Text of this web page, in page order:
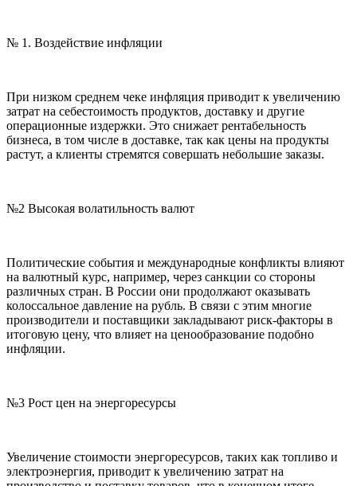
№ 1. Воздействие инфляции
При низком среднем чеке инфляция приводит к увеличению
затрат на себестоимость продуктов, доставку и другие
операционные издержки. Это снижает рентабельность
бизнеса, в том числе в доставке, так как цены на продукты
растут, а клиенты стремятся совершать небольшие заказы.
№2 Высокая волатильность валют
Политические события и международные конфликты влияют
на валютный курс, например, через санкции со стороны
различных стран. В России они продолжают оказывать
колоссальное давление на рубль. В связи с этим многие
производители и поставщики закладывают риск-факторы в
итоговую цену, что влияет на ценообразование подобно
инфляции.
№3 Рост цен на энергоресурсы
Увеличение стоимости энергоресурсов, таких как топливо и
электроэнергия, приводит к увеличению затрат на